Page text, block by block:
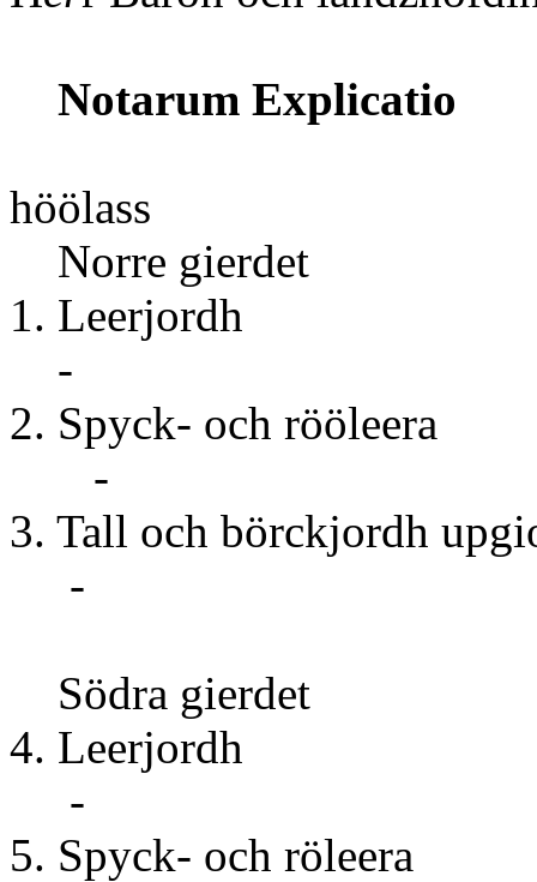
Notarum Explicatio
höölass
Norre gierdet
1.
-
2. Spyck-
-
3. Tall och
-
Södra gierdet
4.
-
5. Spyck-